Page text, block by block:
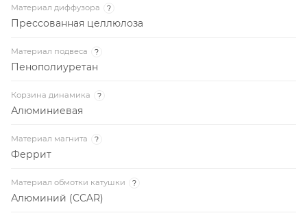
Материал диффузора ?
Прессованная целлюлоза
Материал подвеса ?
Пенополиуретан
Корзина динамика ?
Алюминиевая
Материал магнита ?
Феррит
Материал обмотки катушки ?
Алюминий (CCAR)